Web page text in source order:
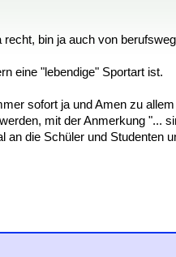
bin ja auch von
eine "lebendige" Sportart ist.
sofort ja und Amen zu
mit der Anmerkung "...
an die Schüler und Studenten